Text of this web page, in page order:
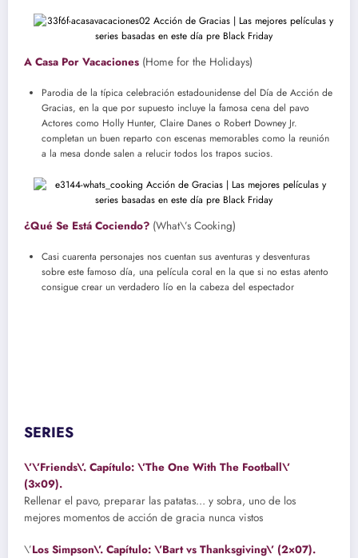
A Casa Por Vacaciones (Home for the Holidays)
Parodia de la típica celebración estadounidense del Día de Acción de
Gracias, en la que por supuesto incluye la famosa cena del pavo
Actores como Holly Hunter, Claire Danes o Robert Downey Jr.
completan un buen reparto con escenas memorables como la reunión
a la mesa donde salen a relucir todos los trapos sucios.
¿Qué Se Está Cociendo? (What\’s Cooking)
Casi cuarenta personajes nos cuentan sus aventuras y desventuras
sobre este famoso día, una película coral en la que si no estas atento
consigue crear un verdadero lío en la cabeza del espectador
SERIES
\’\’Friends\’. Capítulo: \’The One With The Football\’
(3×09).
Rellenar el pavo, preparar las patatas… y sobra, uno de los
mejores momentos de acción de gracia nunca vistos
\’Los Simpson\’. Capítulo: \’Bart vs Thanksgiving\’ (2×07).